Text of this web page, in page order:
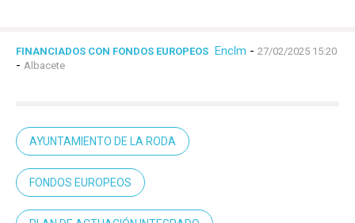
FINANCIADOS CON FONDOS EUROPEOS Enclm - 27/02/2025 15:20
- Albacete
AYUNTAMIENTO DE LA RODA
FONDOS EUROPEOS